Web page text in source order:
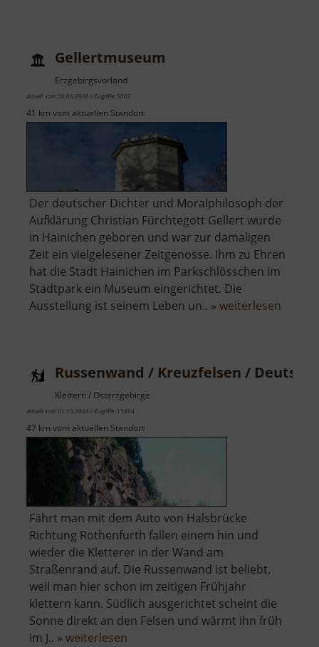
Gellertmuseum
Erzgebirgsvorland
aktuell vom 06.06.2026 / Zugriffe: 5007
41 km vom aktuellen Standort
Der deutscher Dichter und Moralphilosoph der
Aufklärung Christian Fürchtegott Gellert wurde
in Hainichen geboren und war zur damaligen
Zeit ein vielgelesener Zeitgenosse. Ihm zu Ehren
hat die Stadt Hainichen im Parkschlösschen im
Stadtpark ein Museum eingerichtet. Die
Ausstellung ist seinem Leben un.. » weiterlesen
Russenwand / Kreuzfelsen /
Klettern / Osterzgebirge
aktuell vom 01.10.2024 / Zugriffe: 11874
47 km vom aktuellen Standort
Fährt man mit dem Auto von Halsbrücke
Richtung Rothenfurth fallen einem hin und
wieder die Kletterer in der Wand am
Straßenrand auf. Die Russenwand ist beliebt,
weil man hier schon im zeitigen Frühjahr
klettern kann. Südlich ausgerichtet scheint die
Sonne direkt an den Felsen und wärmt ihn früh
im J.. » weiterlesen